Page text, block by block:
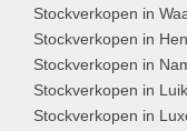
Stockverkopen in
Stockverkopen in
Stockverkopen in
Stockverkopen in Luik
Stockverkopen in